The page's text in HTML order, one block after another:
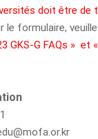
doit être de
le formulaire,
GKS-G FAQs » et